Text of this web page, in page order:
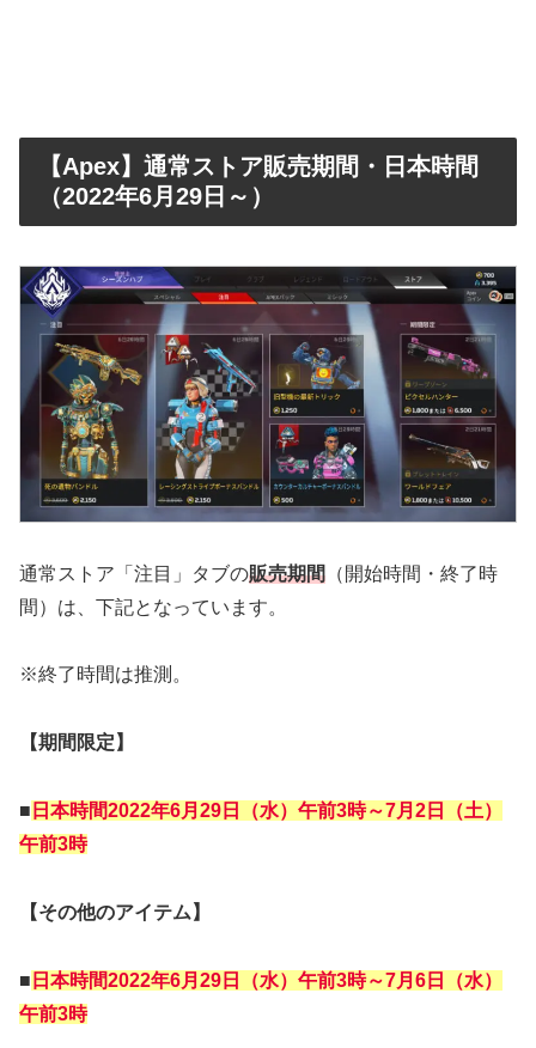
【Apex】通常ストア販売期間・日本時間
（2022年6月29日～）
通常ストア「注目」タブの販売期間 （開始時間・終了時
間）は、下記となっています。
※終了時間は推測。
【期間限定】
■ 日本時間2022年6月29日（水）午前3時～7月2日（土）
午前3時
【その他のアイテム】
■ 日本時間2022年6月29日（水）午前3時～7月6日（水）
午前3時